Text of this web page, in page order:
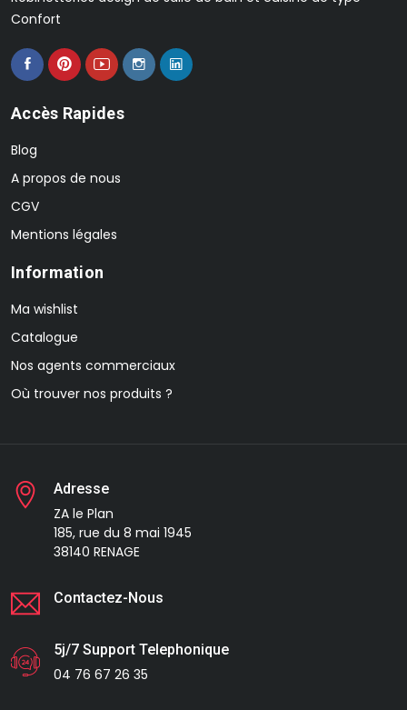
Confort
Accès Rapides
Blog
A propos de nous
CGV
Mentions légales
Information
Ma wishlist
Catalogue
Nos agents commerciaux
Où trouver nos produits ?
Adresse
ZA le Plan
185, rue du 8 mai 1945
38140 RENAGE
Contactez-Nous
5j/7 Support Telephonique
04 76 67 26 35